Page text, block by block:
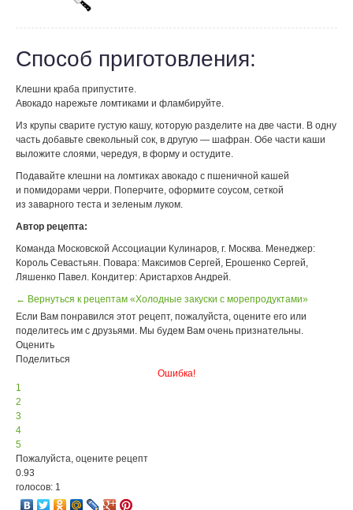
Способ приготовления:
Клешни краба припустите.
Авокадо нарежьте ломтиками и фламбируйте.
Из крупы сварите густую кашу, которую разделите на две части. В одну
часть добавьте свекольный сок, в другую — шафран. Обе части каши
выложите слоями, чередуя, в форму и остудите.
Подавайте клешни на ломтиках авокадо с пшеничной кашей
и помидорами черри. Поперчите, оформите соусом, сеткой
из заварного теста и зеленым луком.
Автор рецепта:
Команда Московской Ассоциации Кулинаров, г. Москва. Менеджер:
Король Севастьян. Повара: Максимов Сергей, Ерошенко Сергей,
Ляшенко Павел. Кондитер: Аристархов Андрей.
← Вернуться к рецептам «Холодные закуски с морепродуктами»
Если Вам понравился этот рецепт, пожалуйста, оцените его или
поделитесь им с друзьями. Мы будем Вам очень признательны.
Оценить
Поделиться
Ошибка!
1
2
3
4
5
Пожалуйста, оцените рецепт
0.93
голосов: 1